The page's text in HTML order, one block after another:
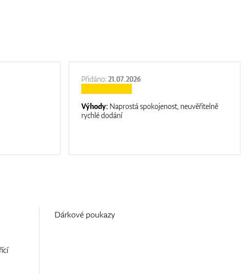
Přidáno:21.07.2026
Výhody: Naprostá spokojenost, neuvěřitelně
rychlé dodání
Dárkové poukazy